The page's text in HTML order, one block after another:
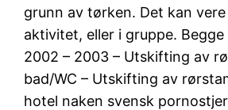
grunn av tørken. Det kan
aktivitet, eller i gruppe.
2002 – 2003 – Utskifting av
bad/WC – Utskifting av
hotel naken svensk